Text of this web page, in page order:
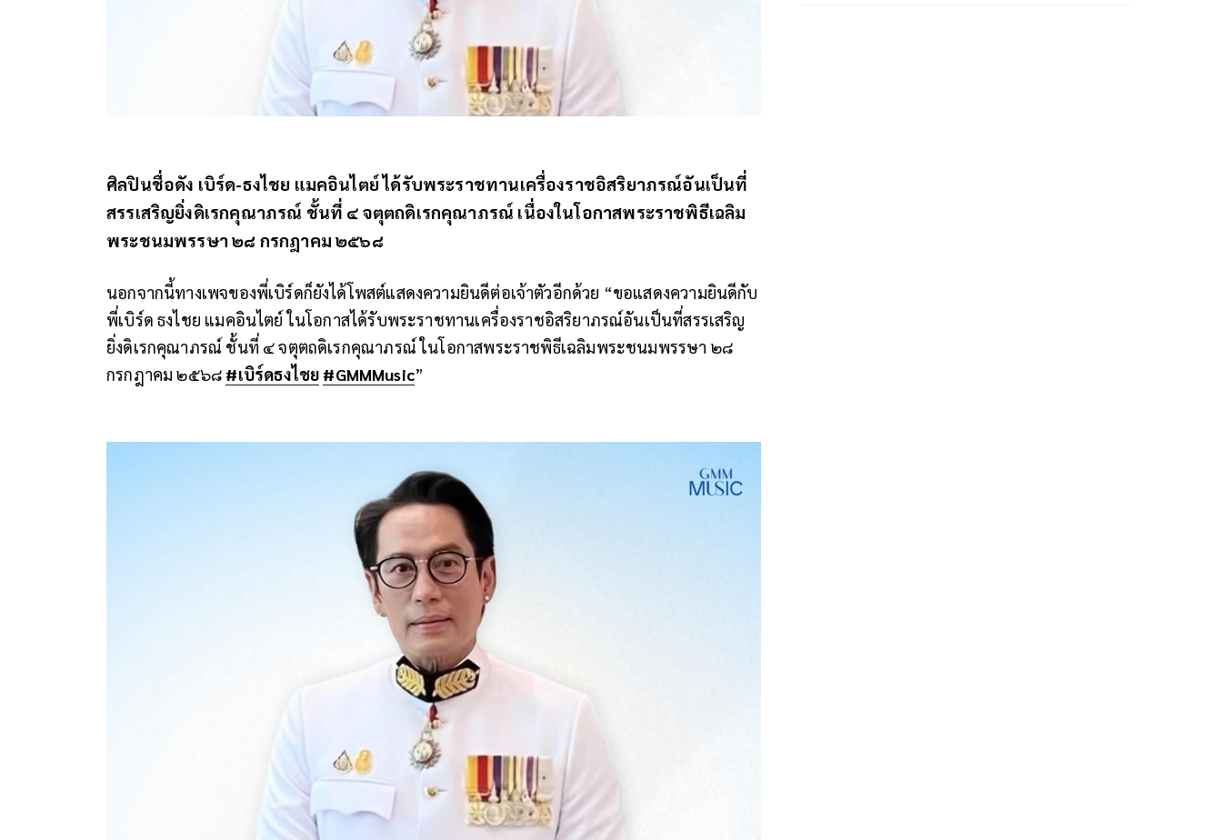
ศิลปินชื่อดัง เบิร์ด-ธงไชย แมคอินไตย์ ได้รับพระราชทานเครื่องราชอิสริยาภรณ์อันเป็นที่
สรรเสริญยิ่งดิเรกคุณาภรณ์ ชั้นที่ ๔ จตุตถดิเรกคุณาภรณ์ เนื่องในโอกาสพระราชพิธีเฉลิม
พระชนมพรรษา ๒๘ กรกฎาคม ๒๕๖๘
นอกจากนี้ทางเพจของพี่เบิร์ดก็ยังได้โพสต์แสดงความยินดีต่อเจ้าตัวอีกด้วย “ขอแสดงความยินดีกับ
พี่เบิร์ด ธงไชย แมคอินไตย์ ในโอกาสได้รับพระราชทานเครื่องราชอิสริยาภรณ์อันเป็นที่สรรเสริญ
ยิ่งดิเรกคุณาภรณ์ ชั้นที่ ๔ จตุตถดิเรกคุณาภรณ์ ในโอกาสพระราชพิธีเฉลิมพระชนมพรรษา ๒๘
กรกฎาคม ๒๕๖๘ #เบิร์ดธงไชย #GMMMusic”